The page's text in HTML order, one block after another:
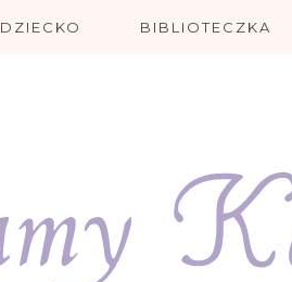
DZIECKO BIBLIOTECZKA